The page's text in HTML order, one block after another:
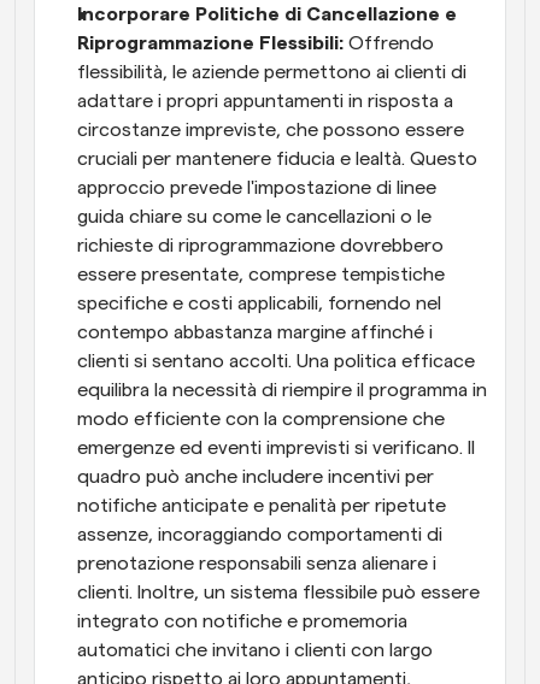
Incorporare Politiche di Cancellazione e
Riprogrammazione Flessibili: Offrendo
flessibilità, le aziende permettono ai clienti di
adattare i propri appuntamenti in risposta a
circostanze impreviste, che possono essere
cruciali per mantenere fiducia e lealtà. Questo
approccio prevede l'impostazione di linee
guida chiare su come le cancellazioni o le
richieste di riprogrammazione dovrebbero
essere presentate, comprese tempistiche
specifiche e costi applicabili, fornendo nel
contempo abbastanza margine affinché i
clienti si sentano accolti. Una politica efficace
equilibra la necessità di riempire il programma in
modo efficiente con la comprensione che
emergenze ed eventi imprevisti si verificano. Il
quadro può anche includere incentivi per
notifiche anticipate e penalità per ripetute
assenze, incoraggiando comportamenti di
prenotazione responsabili senza alienare i
clienti. Inoltre, un sistema flessibile può essere
integrato con notifiche e promemoria
automatici che invitano i clienti con largo
anticipo rispetto ai loro appuntamenti,